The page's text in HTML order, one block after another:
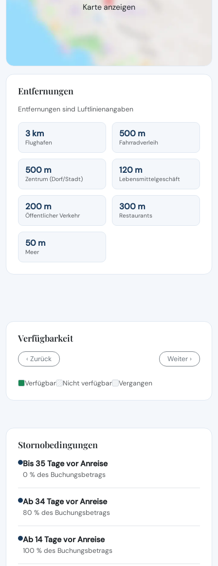
Karte anzeigen
Entfernungen
Entfernungen sind Luftlinienangaben
3 km
Flughafen
500 m
Fahrradverleih
500 m
Zentrum (Dorf/Stadt)
120 m
Lebensmittelgeschäft
200 m
Öffentlicher Verkehr
300 m
Restaurants
50 m
Meer
Verfügbarkeit
‹ Zurück Weiter ›
Verfügbar Nicht verfügbar Vergangen
Stornobedingungen
Bis 35 Tage vor Anreise
0 % des Buchungsbetrags
Ab 34 Tage vor Anreise
80 % des Buchungsbetrags
Ab 14 Tage vor Anreise
100 % des Buchungsbetrags